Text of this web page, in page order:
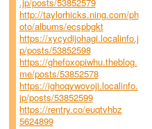
http://taylorhicks.ning.com/ph
oto/albums/ecspbgkt
https://xycydijohagi.localinfo.j
p/posts/53852598
https://ghefoxopiwhu.theblog.
me/posts/53852578
https://ighoqywovoji.localinfo.
jp/posts/53852599
https://rentry.co/euqtvhbz
5624899